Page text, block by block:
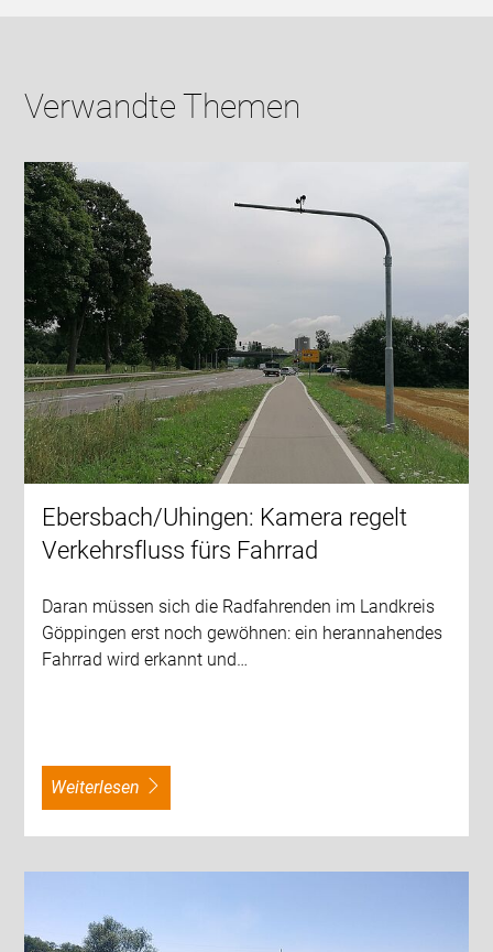
Verwandte Themen
Ebersbach/Uhingen: Kamera regelt
Verkehrsfluss fürs Fahrrad
Daran müssen sich die Radfahrenden im Landkreis
Göppingen erst noch gewöhnen: ein herannahendes
Fahrrad wird erkannt und…
weiterlesen